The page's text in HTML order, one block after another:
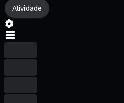
Atividade